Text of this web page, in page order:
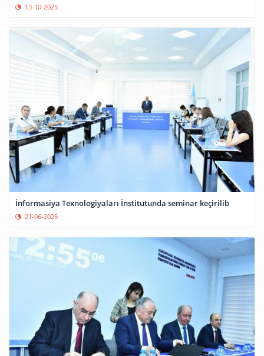
13-10-2025
İnformasiya Texnologiyaları İnstitutunda seminar keçirilib
21-06-2025